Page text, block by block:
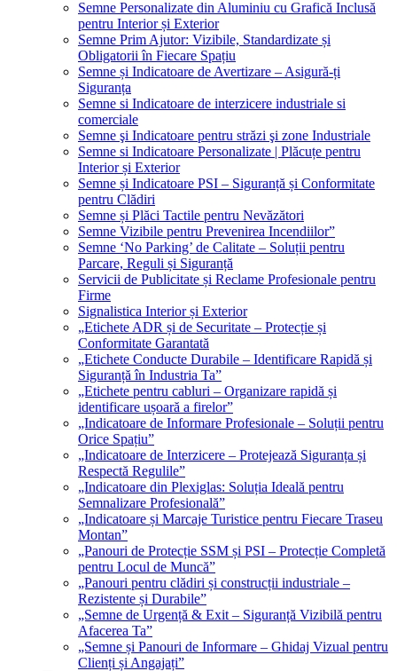
Semne Personalizate din Aluminiu cu Grafică Inclusă
pentru Interior și Exterior
Semne Prim Ajutor: Vizibile, Standardizate și
Obligatorii în Fiecare Spațiu
Semne și Indicatoare de Avertizare – Asigură-ți
Siguranța
Semne si Indicatoare de interzicere industriale si
comerciale
Semne şi Indicatoare pentru străzi şi zone Industriale
Semne si Indicatoare Personalizate | Plăcuțe pentru
Interior și Exterior
Semne și Indicatoare PSI – Siguranță și Conformitate
pentru Clădiri
Semne și Plăci Tactile pentru Nevăzători
Semne Vizibile pentru Prevenirea Incendiilor”
Semne ‘No Parking’ de Calitate – Soluții pentru
Parcare, Reguli și Siguranță
Servicii de Publicitate și Reclame Profesionale pentru
Firme
Signalistica Interior și Exterior
„Etichete ADR și de Securitate – Protecție și
Conformitate Garantată
„Etichete Conducte Durabile – Identificare Rapidă și
Siguranță în Industria Ta”
„Etichete pentru cabluri – Organizare rapidă și
identificare ușoară a firelor”
„Indicatoare de Informare Profesionale – Soluții pentru
Orice Spațiu”
„Indicatoare de Interzicere – Protejează Siguranța și
Respectă Regulile”
„Indicatoare din Plexiglas: Soluția Ideală pentru
Semnalizare Profesională”
„Indicatoare și Marcaje Turistice pentru Fiecare Traseu
Montan”
„Panouri de Protecție SSM și PSI – Protecție Completă
pentru Locul de Muncă”
„Panouri pentru clădiri și construcții industriale –
Rezistente și Durabile”
„Semne de Urgență & Exit – Siguranță Vizibilă pentru
Afacerea Ta”
„Semne și Panouri de Informare – Ghidaj Vizual pentru
Clienți și Angajați”